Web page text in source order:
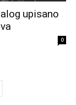
upisano
0